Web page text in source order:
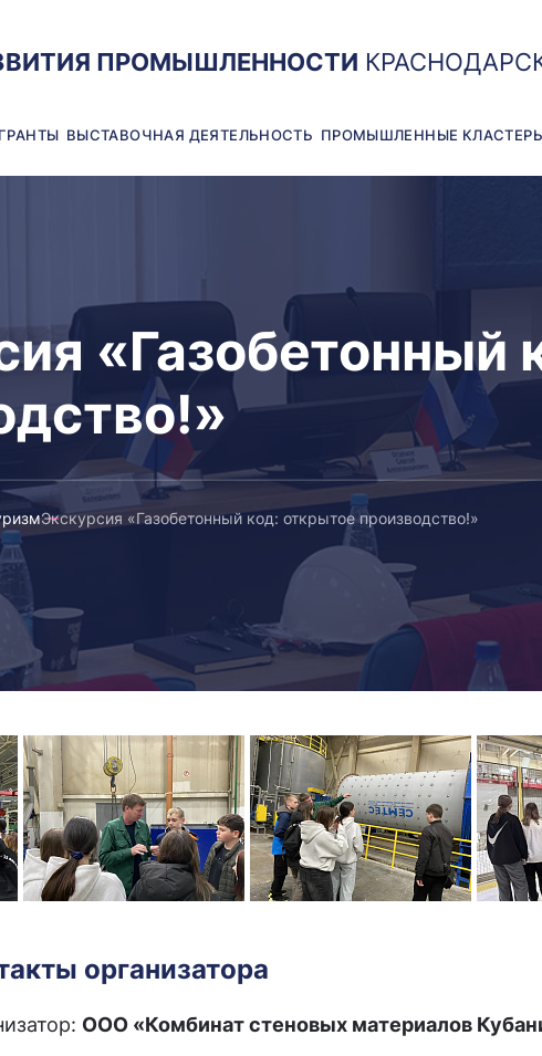
ПРОМЫШЛЕННОСТИ
ВЫСТАВОЧНАЯ ДЕЯТЕЛЬНОСТЬ ПРОМЫШЛЕННЫЕ
«Газобетонный
Экскурсия «Газобетонный код: открытое производство!»
организатора
ООО «Комбинат стеновых материалов